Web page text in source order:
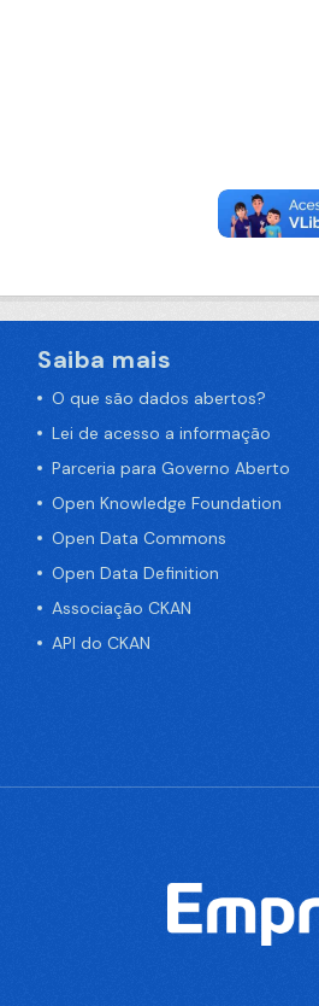
Saiba mais
O que são dados abertos?
Lei de acesso a informação
Parceria para Governo Aberto
Open Knowledge Foundation
Open Data Commons
Open Data Definition
Associação CKAN
API do CKAN